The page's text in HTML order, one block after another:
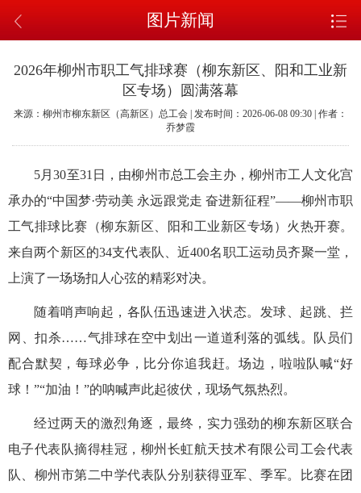
图片新闻
2026年柳州市职工气排球赛（柳东新区、阳和工业新
区专场）圆满落幕
来源：柳州市柳东新区（高新区）总工会 | 发布时间：2026-06-08 09:30 | 作者：
乔梦霞
5月30至31日，由柳州市总工会主办，柳州市工人文化宫
承办的“中国梦·劳动美 永远跟党走 奋进新征程”——柳州市职
工气排球比赛（柳东新区、阳和工业新区专场）火热开赛。
来自两个新区的34支代表队、近400名职工运动员齐聚一堂，
上演了一场场扣人心弦的精彩对决。
随着哨声响起，各队伍迅速进入状态。发球、起跳、拦
网、扣杀……气排球在空中划出一道道利落的弧线。队员们
配合默契，每球必争，比分你追我赶。场边，啦啦队喊“好
球！”“加油！”的呐喊声此起彼伏，现场气氛热烈。
经过两天的激烈角逐，最终，实力强劲的柳东新区联合
电子代表队摘得桂冠，柳州长虹航天技术有限公司工会代表
队、柳州市第二中学代表队分别获得亚军、季军。比赛在团